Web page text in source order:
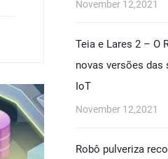
November 12,2021
Teia e Lares 2 – O
novas versões das
IoT
November 12,2021
Robô pulveriza